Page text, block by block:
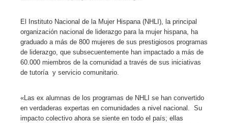
El Instituto Nacional de la Mujer Hispana (NHLI), la principal
organización nacional de liderazgo para la mujer hispana, ha
graduado a más de 800 mujeres de sus prestigiosos programas
de liderazgo, que subsecuentemente han impactado a más de
60.000 miembros de la comunidad a través de sus iniciativas
de tutoría y servicio comunitario.
«Las ex alumnas de los programas de NHLI se han convertido
en verdaderas expertas en comunidades a nivel nacional. Su
impacto colectivo ahora se siente en todo el país; ellas